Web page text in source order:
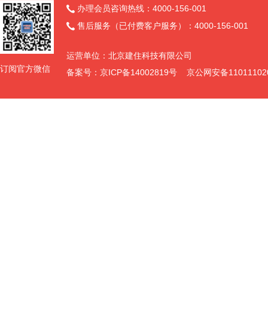
订阅官方微信
 办理会员咨询热线：4000-156-001
 售后服务（已付费客户服务）：4000-156-001
运营单位：北京建住科技有限公司
备案号：京ICP备14002819号 京公网安备